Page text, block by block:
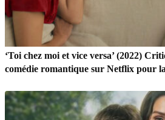
‘Toi chez moi et vice versa’ (2022)
comédie romantique sur Netflix pour